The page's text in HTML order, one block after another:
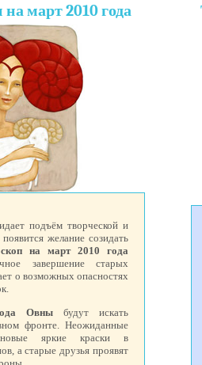
на март 2010 года
подъём творческой и
желание созидать
на март 2010 года
завершение старых
о возможных опасностях
Овны будут искать
фронте. Неожиданные
новые яркие краски в
а старые друзья проявят